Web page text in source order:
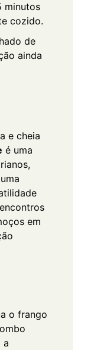
minutos
cozido.
de
ainda
e cheia
é uma
em
o frango
a